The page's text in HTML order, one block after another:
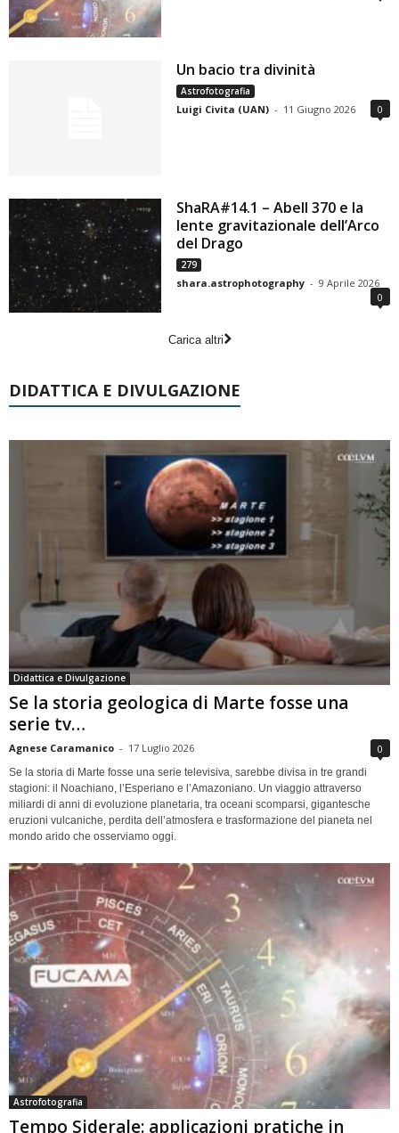
Un bacio tra divinità
Astrofotografia
Luigi Civita (UAN) - 11 Giugno 2026 0
ShaRA#14.1 – Abell 370 e la
lente gravitazionale dell’Arco
del Drago
279
shara.astrophotography - 9 Aprile 2026
0
Carica altri
DIDATTICA E DIVULGAZIONE
Didattica e Divulgazione
Se la storia geologica di Marte fosse una
serie tv…
Agnese Caramanico - 17 Luglio 2026 0
Se la storia di Marte fosse una serie televisiva, sarebbe divisa in tre grandi
stagioni: il Noachiano, l’Esperiano e l’Amazoniano. Un viaggio attraverso
miliardi di anni di evoluzione planetaria, tra oceani scomparsi, gigantesche
eruzioni vulcaniche, perdita dell’atmosfera e trasformazione del pianeta nel
mondo arido che osserviamo oggi.
Astrofotografia
Tempo Siderale: applicazioni pratiche in